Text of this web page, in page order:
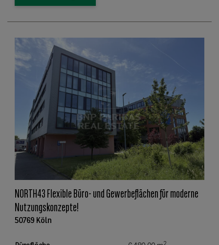
NORTH43 Flexible Büro- und Gewerbeflächen für moderne
Nutzungskonzepte!
50769 Köln